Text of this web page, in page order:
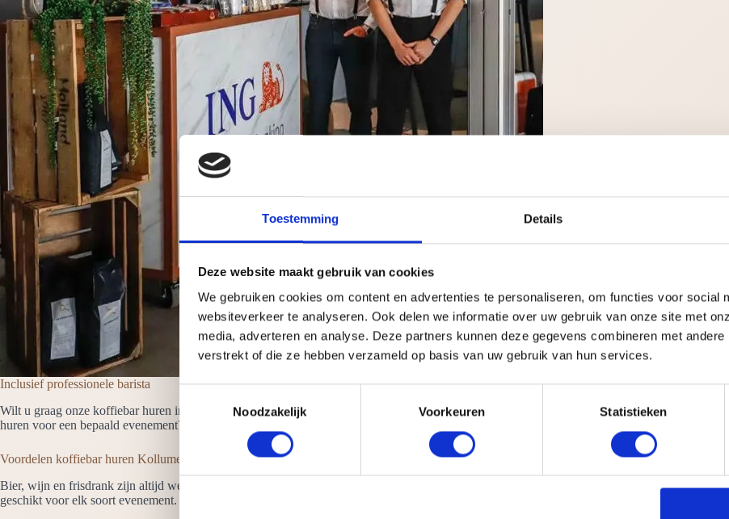
Toestemming Details
Deze website maakt gebruik van cookies
We gebruiken cookies om content en advertenties te personaliseren, om functies voor social
websiteverkeer te analyseren. Ook delen we informatie over uw gebruik van onze site met
media, adverteren en analyse. Deze partners kunnen deze gegevens combineren met
verstrekt of die ze hebben verzameld op basis van uw gebruik van hun services.
o
e
Noodzakelijk Voorkeuren Statistieken
Inclusief professionele barista
Wilt u graag onze koffiebar huren in Kollumerland en Nieuwkruisland dan is er altijd minimaal één barista die meegaat. Een barista is een
huren voor een bepaald evenement? Dan is dit ook mogelijk. Hij of zij heet de gasten welkom en neemt alle zorgen uit handen. Iedere barista
Voordelen koffiebar huren Kollumerland en Nieuwkruisland
Bier, wijn en frisdrank zijn altijd wel verkrijgbaar op een evenement maar vaak lusten mensen ook wel een warm kopje koffie. Dit geliefde
geschikt voor elk soort evenement. Wilt u weten waarom u onze koffiebars moet huren? Omdat ze: